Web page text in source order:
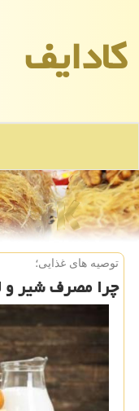
كادایف
توصیه های غذایی؛
چرا مصرف شیر و